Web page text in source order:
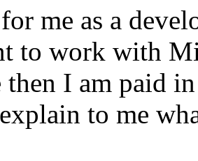
me as a
to work with
then I am paid
to me